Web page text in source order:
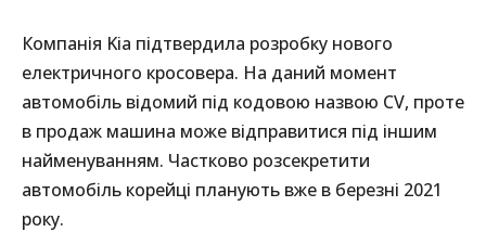
Компанія Kia підтвердила розробку нового
електричного кросовера. На даний момент
автомобіль відомий під кодовою назвою CV, проте
в продаж машина може відправитися під іншим
найменуванням. Частково розсекретити
автомобіль корейці планують вже в березні 2021
року.